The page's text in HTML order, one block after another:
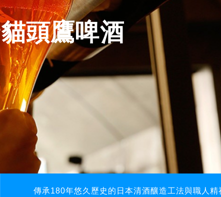
500ml
20L
裝500ml頭鷹啤酒
傳承180年悠久歷史的日本清酒釀造工法與職人